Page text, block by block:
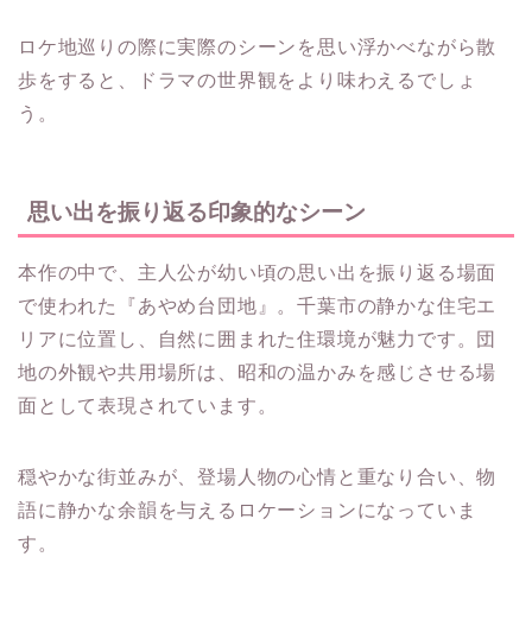
ロケ地巡りの際に実際のシーンを思い浮かべながら散
歩をすると、ドラマの世界観をより味わえるでしょ
う。
思い出を振り返る印象的なシーン
本作の中で、主人公が幼い頃の思い出を振り返る場面
で使われた『あやめ台団地』。千葉市の静かな住宅エ
リアに位置し、自然に囲まれた住環境が魅力です。団
地の外観や共用場所は、昭和の温かみを感じさせる場
面として表現されています。
穏やかな街並みが、登場人物の心情と重なり合い、物
語に静かな余韻を与えるロケーションになっていま
す。